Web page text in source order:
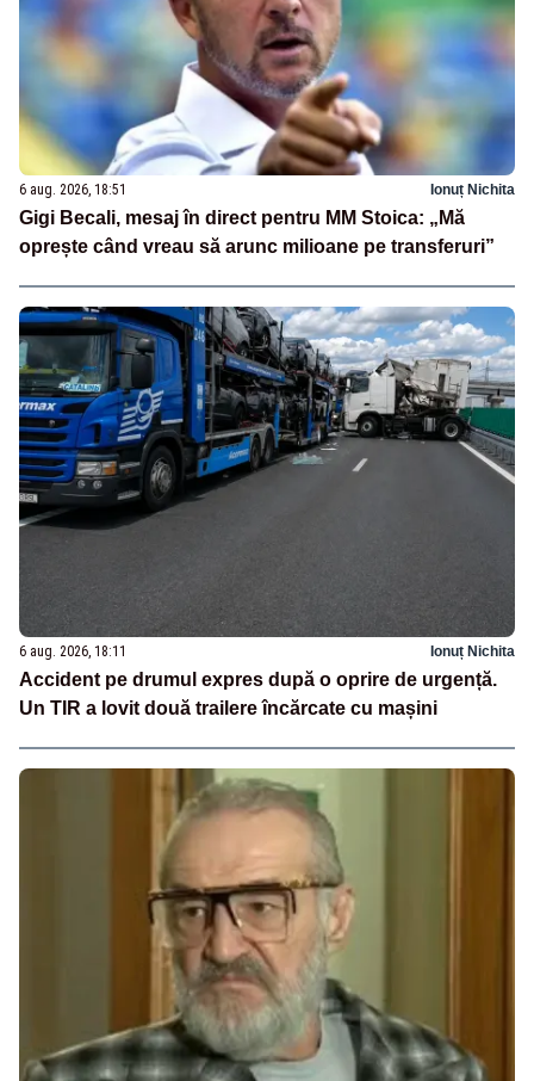
6 aug. 2026, 18:51 Ionuț Nichita
Gigi Becali, mesaj în direct pentru MM Stoica: „Mă
oprește când vreau să arunc milioane pe transferuri”
6 aug. 2026, 18:11 Ionuț Nichita
Accident pe drumul expres după o oprire de urgență.
Un TIR a lovit două trailere încărcate cu mașini